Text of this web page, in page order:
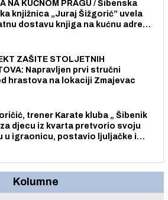
NA KUĆNOM PRAGU / Šibenska
knjižnica „Juraj Šižgorić” uvela
dostavu knjiga na kućnu adresu
ZAŠITE STOLJETNIH
Napravljen prvi stručni
hrastova na lokaciji Zmajevac
trener Karate kluba „ Šibenik
za djecu iz kvarta pretvorio svoju
u igraonicu, postavio ljuljačke i
Kolumne